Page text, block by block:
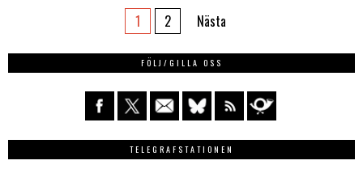
1 2 Nästa
FÖLJ/GILLA OSS
TELEGRAFSTATIONEN